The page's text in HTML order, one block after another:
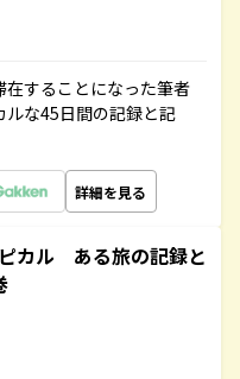
することになった筆者
な45日間の記録と記
詳細を見る
カル ある旅の記録と